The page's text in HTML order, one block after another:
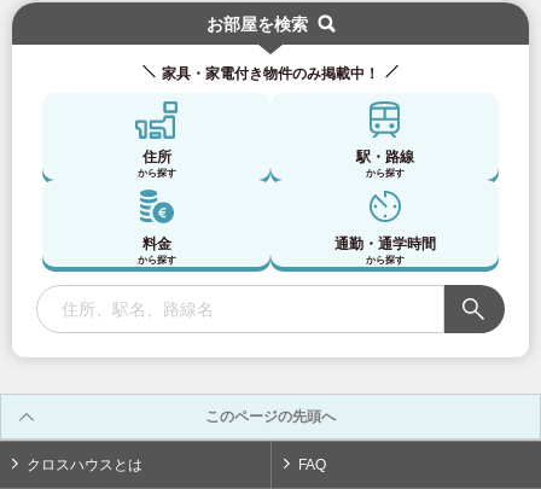
お部屋を検索
家具・家電付き物件のみ掲載中！
住所
から探す
駅・路線
から探す
料金
から探す
通勤・通学時間
から探す
お部屋探しのお客様専用
03-6712-4346
入居予定者様・入居者様専用
03-6712-4344
このページの先頭へ
クロスハウスとは FAQ